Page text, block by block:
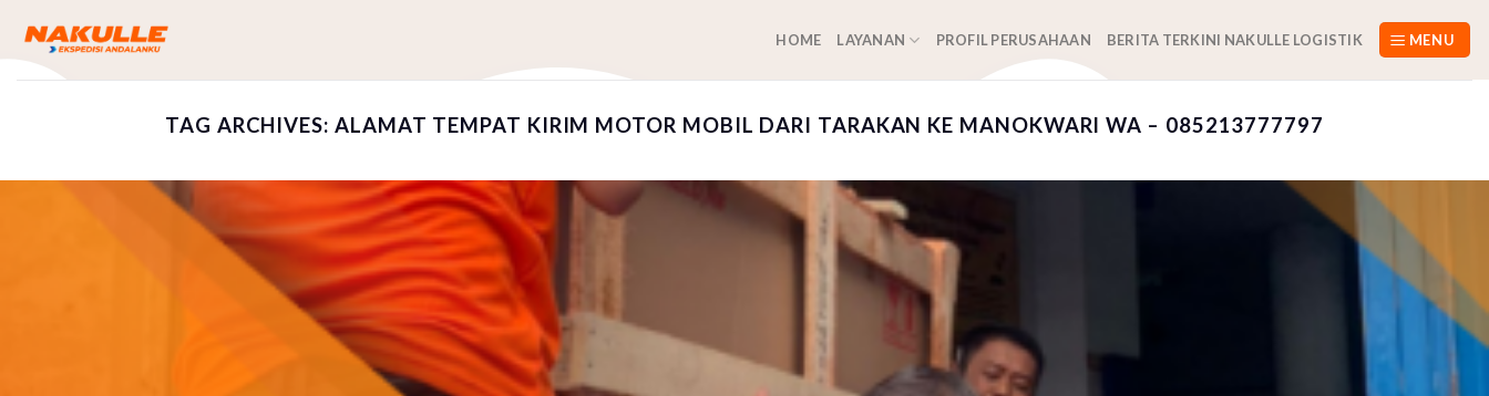
content
HOME LAYANAN PROFIL PERUSAHAAN BERITA TERKINI NAKULLE LOGISTIK MENU
TAG ARCHIVES: ALAMAT TEMPAT KIRIM MOTOR MOBIL DARI TARAKAN KE MANOKWARI WA – 085213777797